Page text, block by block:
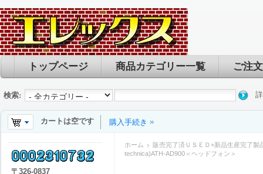
トップページ 商品カテゴリー一覧 ご注
検索:
カートは空です 購入手続き
ホーム
販売完了済ＵＳＥＤ+新品生産完了製
technica)ATH-AD900＜ヘッドフォン＞
〒 326-0837